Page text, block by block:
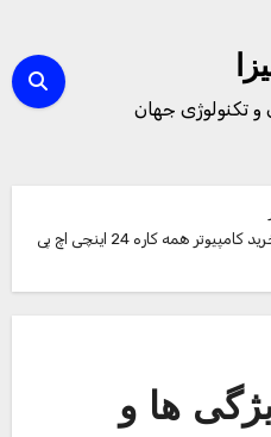
و تکنولوژی جهان
مشخصات – ویژگی ها و قیمت خرید کامپیوتر همه کاره 24 اینچی اچ پی
ها و